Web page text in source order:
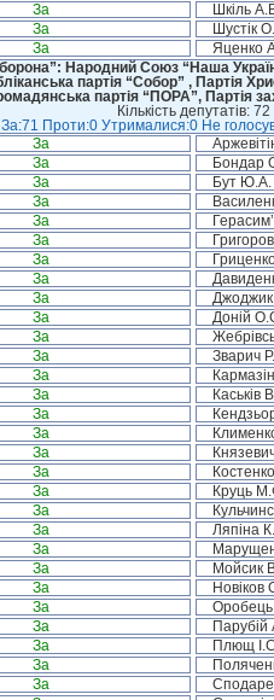
За Шкіль
За Шустік
За Яценко
Народний Союз “Наша
партія “Собор” , Партія
партія “ПОРА”, Партія
Кількість депутатів: 72
За:71 Проти:0 Утрималися:0 Не
За
За Бондар
За Бут Ю.А.
За
За
За
За
За
За Джоджик
За Доній
За
За Зварич
За
За Каськів
За
За
За
За
За Круць
За
За Ляпіна
За
За Мойсик
За Новіков
За
За Парубій
За Плющ
За
За